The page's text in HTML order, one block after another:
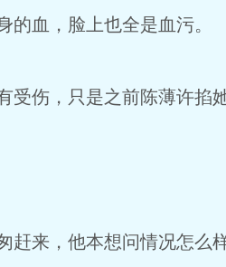
血，脸上也全是血污。
伤，只是之前陈薄许掐
赶来，他本想问情况怎么